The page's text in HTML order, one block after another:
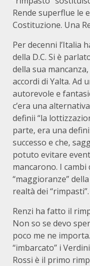
Rende superflue le
Costituzione. Una
Per decenni l’Italia
della D.C. Si è
della sua
accordi di Yalta. Ad
autorevole e
c’era una
definii “la
parte, era una
successo e che,
potuto evitare
mancarono. I cambi
“maggioranze”
realtà dei “rimpasti”.
Renzi ha fatto il
Non so se devo
poco me ne
“imbarcato” i
Rossi è il primo